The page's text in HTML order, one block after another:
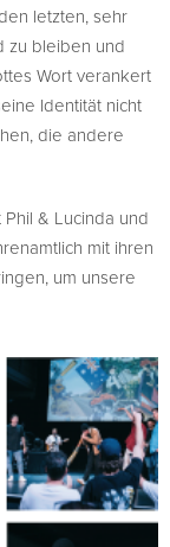
letzten, sehr
zu bleiben und
Wort verankert
Identität nicht
die andere
& Lucinda und
mit ihren
um unsere